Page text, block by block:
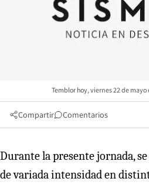
Temblor hoy, viernes 22 de
Compartir Comentarios
Durante la presente jornada,
de variada intensidad en